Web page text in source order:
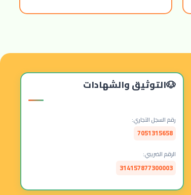
التوثيق والشهادات
رقم السجل التجاري:
7051315658
الرقم الضريبي:
314157877300003